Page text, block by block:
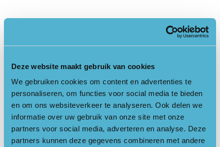
Deze website maakt gebruik van cookies
We gebruiken cookies om content en advertenties te
personaliseren, om functies voor social media te bieden
en om ons websiteverkeer te analyseren. Ook delen we
informatie over uw gebruik van onze site met onze
partners voor social media, adverteren en analyse. Deze
partners kunnen deze gegevens combineren met andere
Vliegbasis Soesterberg, ooit de bakermat van de Koninklijke
Luchtmacht heeft zich door het militaire gebruik ontwikkeld
vliegbasis is sinds 15 december 2017 eigendom van Utrechts
Landschap: Park Vliegbasis Soesterberg. Militaire historie en
behoud van natuurwaarden zijn daarmee veiliggesteld. Ook op
het buitenterrein van het Nationaal Militair Museum is ruimte
voor militaire historie en natuur(ontwikkeling).
Onze gidsen nemen u mee op een fietsexcursie van ruim 10